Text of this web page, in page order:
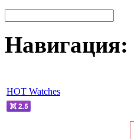
Навигация:
HOT Watches